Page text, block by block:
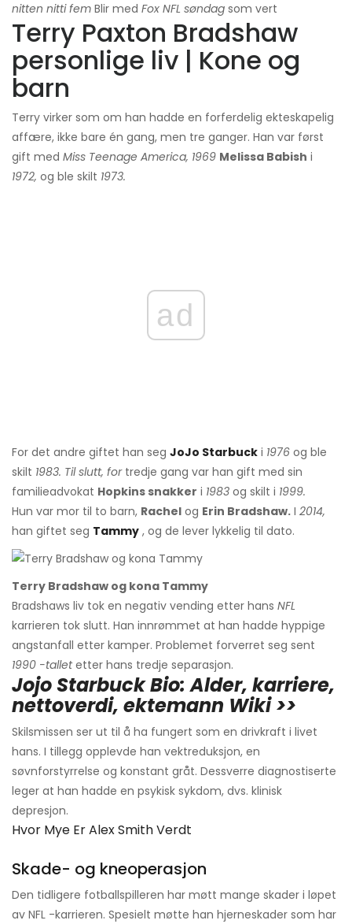
nitten nitti fem Blir med Fox NFL søndag som vert
Terry Paxton Bradshaw
personlige liv | Kone og
barn
Terry virker som om han hadde en forferdelig ekteskapelig
affære, ikke bare én gang, men tre ganger. Han var først
gift med Miss Teenage America, 1969 Melissa Babish i
1972, og ble skilt 1973.
ad
For det andre giftet han seg JoJo Starbuck i 1976 og ble
skilt 1983. Til slutt, for tredje gang var han gift med sin
familieadvokat Hopkins snakker i 1983 og skilt i 1999.
Hun var mor til to barn, Rachel og Erin Bradshaw. I 2014,
han giftet seg Tammy , og de lever lykkelig til dato.
Terry Bradshaw og kona Tammy
Bradshaws liv tok en negativ vending etter hans NFL
karrieren tok slutt. Han innrømmet at han hadde hyppige
angstanfall etter kamper. Problemet forverret seg sent
1990 -talletetter hans tredje separasjon.
Jojo Starbuck Bio: Alder, karriere,
nettoverdi, ektemann Wiki >>
Skilsmissen ser ut til å ha fungert som en drivkraft i livet
hans. I tillegg opplevde han vektreduksjon, en
søvnforstyrrelse og konstant gråt. Dessverre diagnostiserte
leger at han hadde en psykisk sykdom, dvs. klinisk
depresjon.
Hvor Mye Er Alex Smith Verdt
Skade- og kneoperasjon
Den tidligere fotballspilleren har møtt mange skader i løpet
av NFL -karrieren. Spesielt møtte han hjerneskader som har